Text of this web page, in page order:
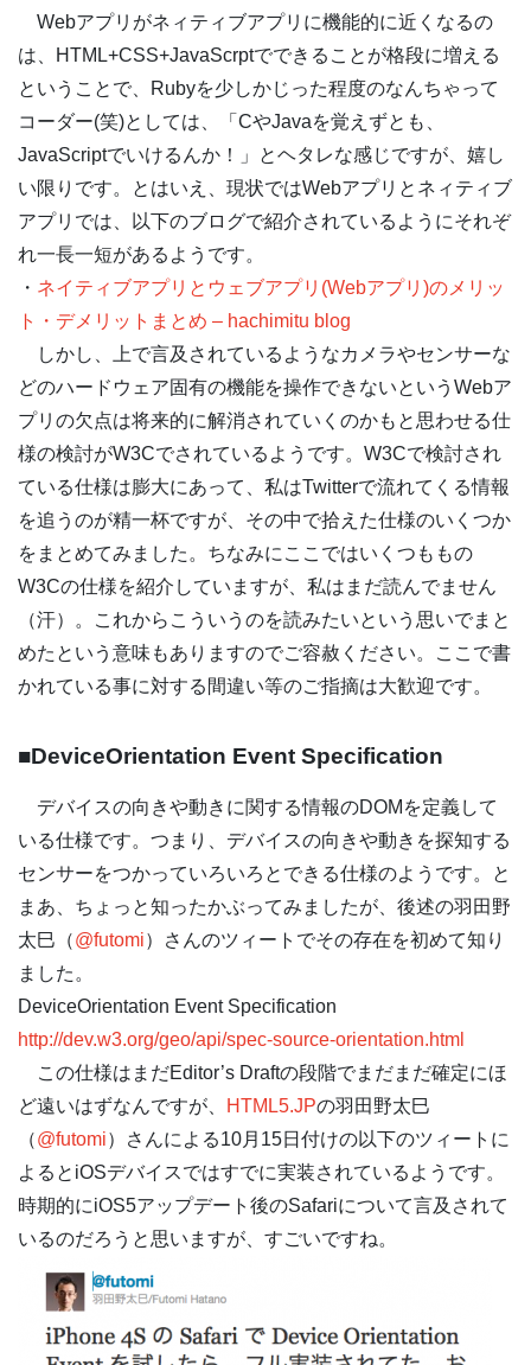
Webアプリがネィティブアプリに機能的に近くなるの
は、HTML+CSS+JavaScrptでできることが格段に増える
ということで、Rubyを少しかじった程度のなんちゃって
コーダー(笑)としては、「CやJavaを覚えずとも、
JavaScriptでいけるんか！」とヘタレな感じですが、嬉し
い限りです。とはいえ、現状ではWebアプリとネィティブ
アプリでは、以下のブログで紹介されているようにそれぞ
れ一長一短があるようです。
・ ネイティブアプリとウェブアプリ(Webアプリ)のメリッ
ト・デメリットまとめ – hachimitu blog
しかし、上で言及されているようなカメラやセンサーな
どのハードウェア固有の機能を操作できないというWebア
プリの欠点は将来的に解消されていくのかもと思わせる仕
様の検討がW3Cでされているようです。W3Cで検討され
ている仕様は膨大にあって、私はTwitterで流れてくる情報
を追うのが精一杯ですが、その中で拾えた仕様のいくつか
をまとめてみました。ちなみにここではいくつももの
W3Cの仕様を紹介していますが、私はまだ読んでません
（汗）。これからこういうのを読みたいという思いでまと
めたという意味もありますのでご容赦ください。ここで書
かれている事に対する間違い等のご指摘は大歓迎です。
■DeviceOrientation Event Specification
デバイスの向きや動きに関する情報のDOMを定義して
いる仕様です。つまり、デバイスの向きや動きを探知する
センサーをつかっていろいろとできる仕様のようです。と
まあ、ちょっと知ったかぶってみましたが、後述の羽田野
太巳（@futomi）さんのツィートでその存在を初めて知り
ました。
DeviceOrientation Event Specification
http://dev.w3.org/geo/api/spec-source-orientation.html
この仕様はまだEditor’s Draftの段階でまだまだ確定にほ
ど遠いはずなんですが、
HTML5.JPの羽田野太巳
（@futomi）さんによる10月15日付けの以下のツィートに
よるとiOSデバイスではすでに実装されているようです。
時期的にiOS5アップデート後のSafariについて言及されて
いるのだろうと思いますが、すごいですね。